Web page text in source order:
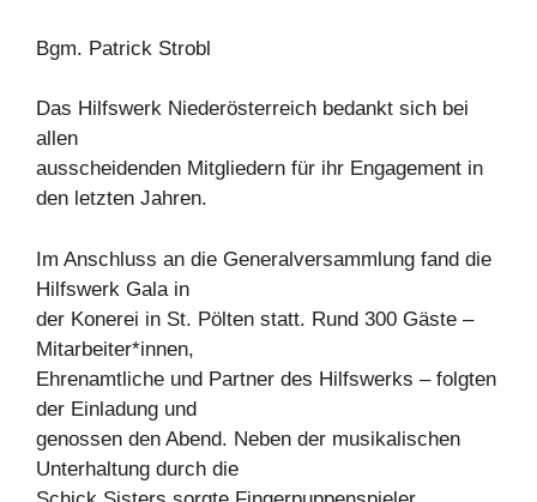
Bgm. Patrick Strobl
Das Hilfswerk Niederösterreich bedankt sich bei
allen
ausscheidenden Mitgliedern für ihr Engagement in
den letzten Jahren.
Im Anschluss an die Generalversammlung fand die
Hilfswerk Gala in
der Konerei in St. Pölten statt. Rund 300 Gäste –
Mitarbeiter*innen,
Ehrenamtliche und Partner des Hilfswerks – folgten
der Einladung und
genossen den Abend. Neben der musikalischen
Unterhaltung durch die